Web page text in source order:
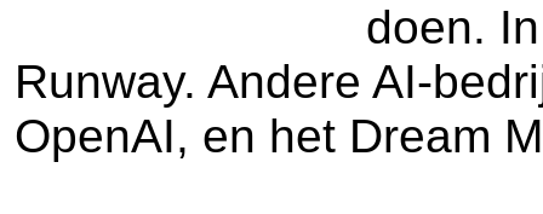
doen.
Runway. Andere AI-
OpenAI, en het Dream